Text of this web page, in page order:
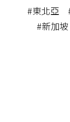
#東北亞
#新加坡